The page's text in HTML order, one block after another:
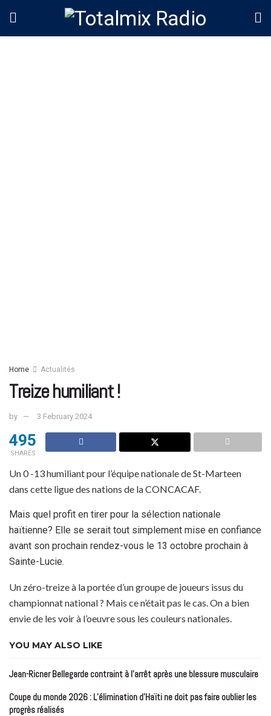
Home Actualités
Treize humiliant !
by 3 February 2024
495
SHARES
Un 0 -13 humiliant pour l’équipe nationale de St-Marteen
dans cette ligue des nations de la CONCACAF.
Mais quel profit en tirer pour la sélection nationale
haïtienne? Elle se serait tout simplement mise en confiance
avant son prochain rendez-vous le 13 octobre prochain à
Sainte-Lucie.
Un zéro-treize à la portée d’un groupe de joueurs issus du
championnat national ? Mais ce n’était pas le cas. On a bien
envie de les voir à l’oeuvre sous les couleurs nationales.
YOU MAY ALSO LIKE
Jean-Ricner Bellegarde contraint à l’arrêt après une blessure musculaire
Coupe du monde 2026 : L’élimination d’Haïti ne doit pas faire oublier les
progrès réalisés